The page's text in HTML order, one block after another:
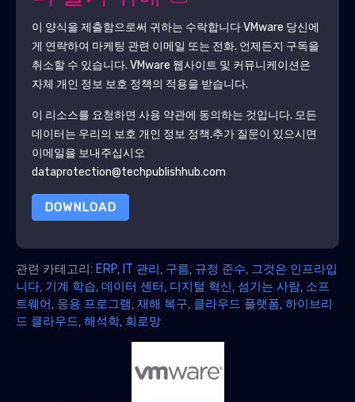
이 양식을 제출함으로써 귀하는 수락합니다VMware 당신에
게 연락하여 마케팅 관련 이메일 또는 전화. 언제든지 구독을
취소할 수 있습니다. VMware 웹사이트 및 커뮤니케이션은
자체 개인 정보 보호 정책의 적용을 받습니다.
이 리소스를 요청하면 사용 약관에 동의하는 것입니다. 모든
데이터는 우리의 보호 개인 정보 정책.추가 질문이 있으시면
이메일을 보내주십시오
dataprotection@techpublishhub.com
DOWNLOAD
관련 카테고리: ERP IT 관리 구름 규정 준수 그것은 인프라입
니다 기계 학습 데이터 센터 디지털 혁신 섬기는 사람 소프
트웨어 응용 프로그램 재해 복구 클라우드 플랫폼 하이브리
드 클라우드 해석학 회로망